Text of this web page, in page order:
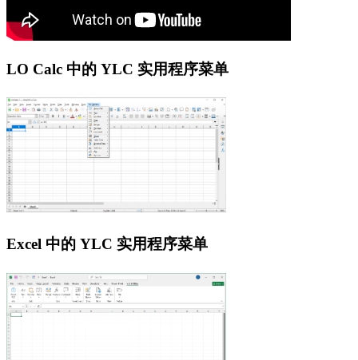
LO Calc 中的 YLC 实用程序菜单
Excel 中的 YLC 实用程序菜单